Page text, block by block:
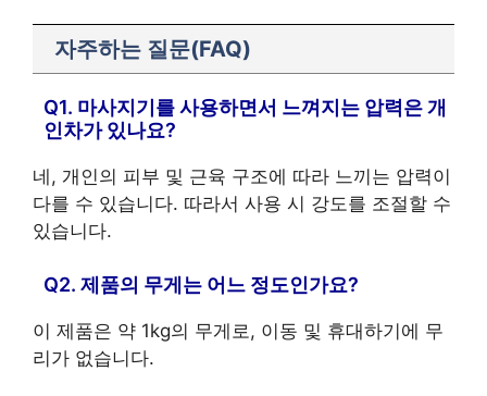
자주하는 질문(FAQ)
Q1. 마사지기를 사용하면서 느껴지는 압력은 개
인차가 있나요?
네, 개인의 피부 및 근육 구조에 따라 느끼는 압력이
다를 수 있습니다. 따라서 사용 시 강도를 조절할 수
있습니다.
Q2. 제품의 무게는 어느 정도인가요?
이 제품은 약 1kg의 무게로, 이동 및 휴대하기에 무
리가 없습니다.